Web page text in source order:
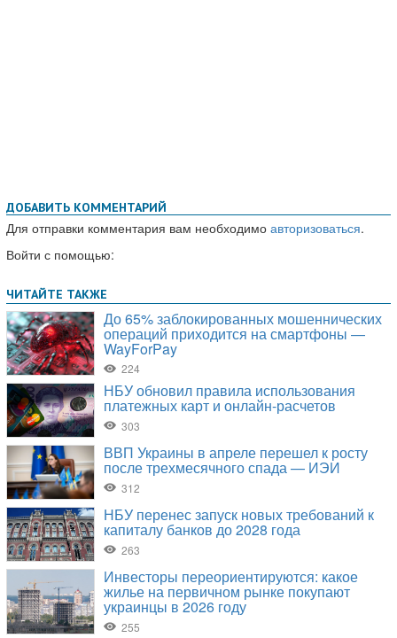
ДОБАВИТЬ КОММЕНТАРИЙ
Для отправки комментария вам необходимо авторизоваться.
Войти с помощью: